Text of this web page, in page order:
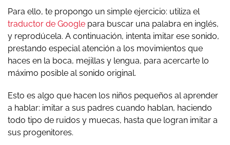
Para ello, te propongo un simple ejercicio: utiliza el
traductor de Google para buscar una palabra en inglés,
y reprodúcela. A continuación, intenta imitar ese sonido,
prestando especial atención a los movimientos que
haces en la boca, mejillas y lengua, para acercarte lo
máximo posible al sonido original.
Esto es algo que hacen los niños pequeños al aprender
a hablar: imitar a sus padres cuando hablan, haciendo
todo tipo de ruidos y muecas, hasta que logran imitar a
sus progenitores.